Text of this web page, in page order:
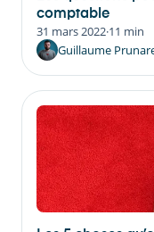
comptable
31 mars 2022·11 min
Guillaume